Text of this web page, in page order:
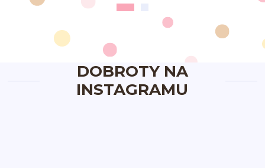
DOBROTY NA
INSTAGRAMU